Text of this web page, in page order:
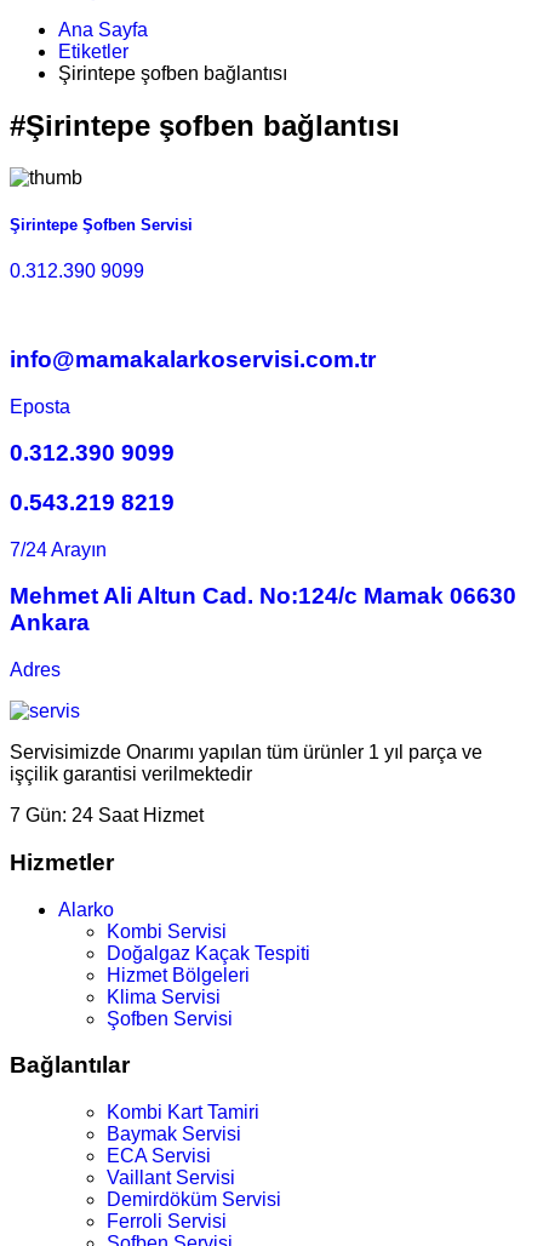
Ana Sayfa
Etiketler
Şirintepe şofben bağlantısı
#Şirintepe şofben bağlantısı
Şirintepe Şofben Servisi
0.312.390 9099
info@mamakalarkoservisi.com.tr
Eposta
0.312.390 9099
0.543.219 8219
7/24 Arayın
Mehmet Ali Altun Cad. No:124/c Mamak 06630
Ankara
Adres
Servisimizde Onarımı yapılan tüm ürünler 1 yıl parça ve
işçilik garantisi verilmektedir
7 Gün: 24 Saat Hizmet
Hizmetler
Alarko
Kombi Servisi
Doğalgaz Kaçak Tespiti
Hizmet Bölgeleri
Klima Servisi
Şofben Servisi
Bağlantılar
Kombi Kart Tamiri
Baymak Servisi
ECA Servisi
Vaillant Servisi
Demirdöküm Servisi
Ferroli Servisi